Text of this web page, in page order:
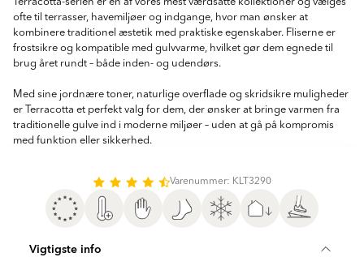
Terracotta-serien er en af vores mest værdsatte kollektioner og vælges
ofte til terrasser, havemiljøer og indgange, hvor man ønsker at
kombinere traditionel æstetik med praktiske egenskaber. Fliserne er
frostsikre og kompatible med gulvvarme, hvilket gør dem egnede til
brug året rundt – både inden- og udendørs.
Med sine jordnære toner, naturlige overflade og skridsikre muligheder
er Terracotta et perfekt valg for dem, der ønsker at bringe varmen fra
traditionelle gulve ind i moderne miljøer – uden at gå på kompromis
med funktion eller sikkerhed.
Varenummer: KLT3290
Vigtigste info